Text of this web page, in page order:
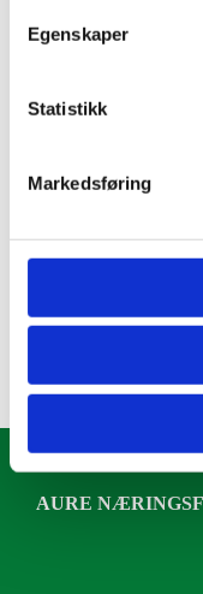
Egenskaper
Statistikk
Markedsføring
samtidig som vi tar vare
Hilsen Mona og Pål
AURE